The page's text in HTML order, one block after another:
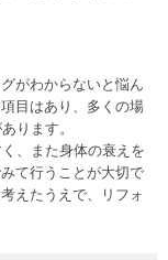
がわからないと悩ん
目はあり、多くの場
ります。
、また身体の衰えを
て行うことが大切で
えたうえで、リフォ